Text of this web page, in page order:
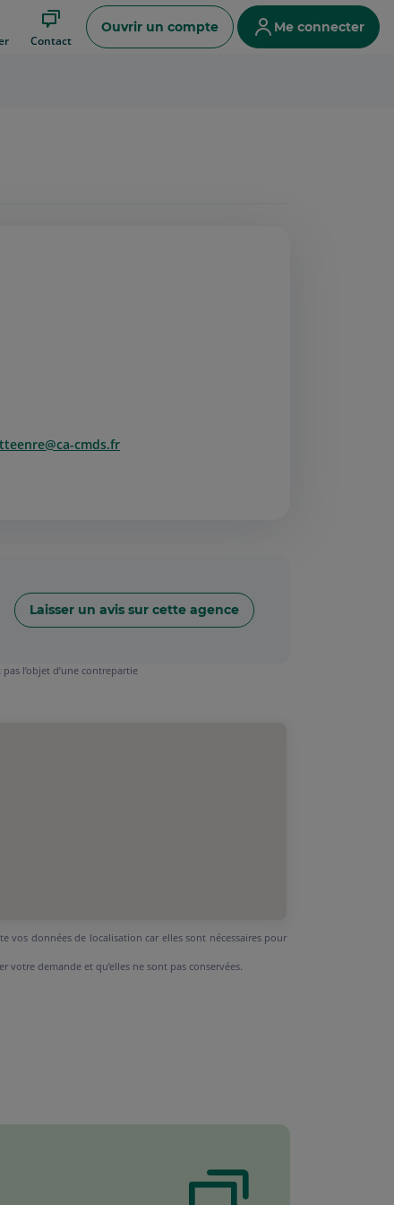
Contact
Ouvrir un compte Me connecter
cmds.fr
Laisser un avis sur cette agence
l’objet d’une contrepartie
vos données de localisation car elles sont nécessaires pour
votre demande et qu’elles ne sont pas conservées.